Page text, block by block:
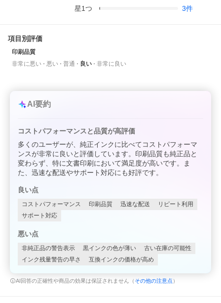
星1つ 3件
項目別評価
印刷品質
非常に悪い
悪い 普通 良い 非常に良い
AI要約
コストパフォーマンスと品質が高評価
多くのユーザーが、純正インクに比べてコストパフォーマ
ンスが非常に良いと評価しています。印刷品質も純正品と
変わらず、特に文書印刷において満足度が高いです。ま
た、迅速な配送やサポート対応にも好評です。
良い点
コストパフォーマンス 印刷品質 迅速な配送
リピート利用
サポート対応
悪い点
非純正品の警告表示 黒インクの色が薄い
古い在庫の可能性
インク残量警告の早さ
互換インクの価格が高め
AI回答の正確性や商品の効果は保証されません（ その他の注意点 ）